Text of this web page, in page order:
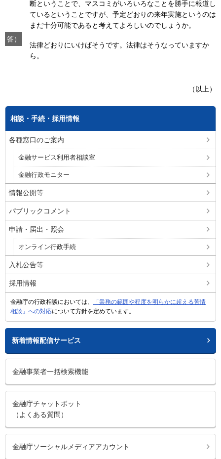
断ということで、マスコミがいろいろなことを勝手に報道し
ているということですが、予定どおりの来年実施というのは
まだ十分可能であると考えてよろしいのでしょうか。
答）
法律どおりにいけばそうです。法律はそうなっていますか
ら。
（以上）
相談・手続・採用情報
各種窓口のご案内
金融サービス利用者相談室
金融行政モニター
情報公開等
パブリックコメント
申請・届出・照会
オンライン行政手続
入札公告等
採用情報
金融庁の行政相談においては、
「業務の範囲や程度を明らかに超える苦情
相談」への対応について方針を定めています。
新着情報配信サービス
金融事業者一括検索機能
金融庁チャットボット
（よくある質問）
金融庁ソーシャルメディアアカウント